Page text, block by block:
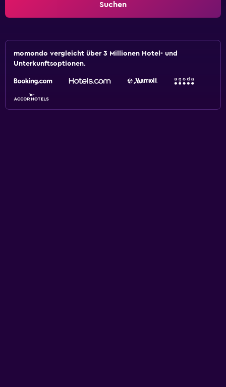
Suchen
momondo vergleicht über 3 Millionen Hotel- und
Unterkunftsoptionen.